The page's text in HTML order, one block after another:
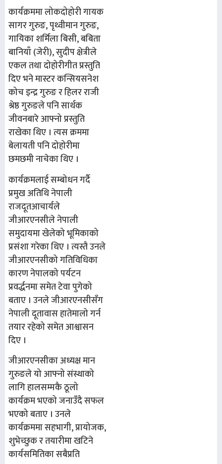
कार्यक्रममा लोकदोहोरी गायक
सागर गुरुङ, पृथ्वीमान गुरुङ,
गायिका शर्मिला बिसी, बबिता
बानियाँ (जेरी), सुदीप क्षेत्रीले
एकल तथा दोहोरीगीत प्रस्तुति
दिए भने मास्टर कन्सियसनेश
कोच इन्द्र गुरुङ र हिलर राजी
श्रेष्ठ गुरुङले पनि सार्थक
जीवनबारे आफ्नो प्रस्तुति
राखेका थिए । त्यस क्रममा
बेलायती पनि दोहोरीमा
छमछमी नाचेका थिए ।
कार्यक्रमलाई सम्बोधन गर्दै
प्रमुख अतिथि नेपाली
राजदूतआचार्यले
जीआरएनसीले नेपाली
समुदायमा खेलेको भूमिकाको
प्रसंशा गरेका थिए । त्यस्तै उनले
जीआरएनसीको गतिविधिका
कारण नेपालको पर्यटन
प्रवर्द्धनमा समेत टेवा पुगेको
बताए । उनले जीआरएनसीसँग
नेपाली दूतावास हातेमालो गर्न
तयार रहेको समेत आश्वासन
दिए ।
जीआरएनसीका अध्यक्ष मान
गुरुङले यो आफ्नो संस्थाको
लागि हालसम्मकै ठूलो
कार्यक्रम भएको जनाउँदै सफल
भएको बताए । उनले
कार्यक्रममा सहभागी, प्रायोजक,
शुभेच्छुक र तयारीमा खटिने
कार्यसमितिका सबैप्रति